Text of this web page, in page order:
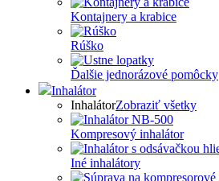
Kontajnery a krabice
Rúško
Ďalšie jednorázové pomôcky
Inhalátor
InhalátorZobraziť všetky
Kompresový inhalátor
Iné inhalátory